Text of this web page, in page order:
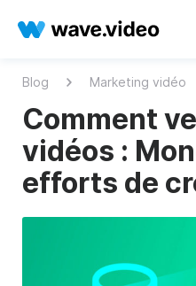
Blog Marketing vidéo
Comment
vidéos :
efforts de